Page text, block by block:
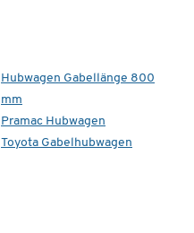
Hubwagen Gabellänge 800
mm
Pramac Hubwagen
Toyota Gabelhubwagen